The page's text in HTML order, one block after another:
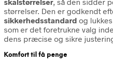
størrelser. Den er godkendt
sikkerhedsstandard og
som er det foretrukne valg
dens præcise og sikre
Komfort til få penge